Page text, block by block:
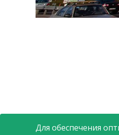
Для обеспечения